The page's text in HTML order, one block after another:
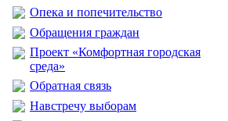
Опека и попечительство
Обращения граждан
Проект «Комфортная городская
среда»
Обратная связь
Навстречу выборам